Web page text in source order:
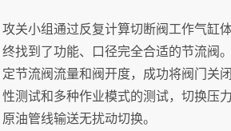
攻关小组通过反复计算切断阀工作气缸
终找到了功能、口径完全合适的节流阀
定节流阀流量和阀开度，成功将阀门关
性测试和多种作业模式的测试，切换压
原油管线输送无扰动切换。